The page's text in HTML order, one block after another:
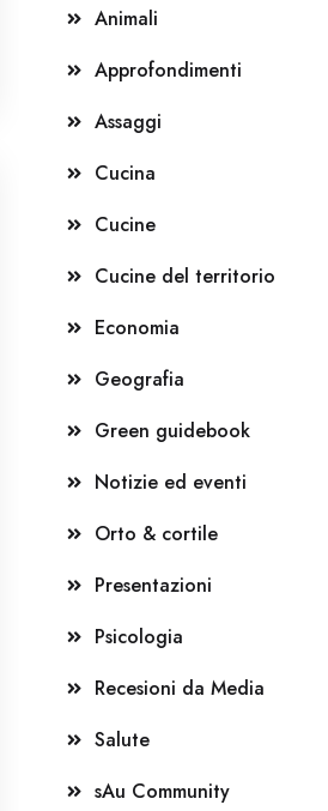
Animali
Approfondimenti
Assaggi
Cucina
Cucine
Cucine del territorio
Economia
Geografia
Green guidebook
Notizie ed eventi
Orto & cortile
Presentazioni
Psicologia
Recesioni da Media
Salute
sAu Community